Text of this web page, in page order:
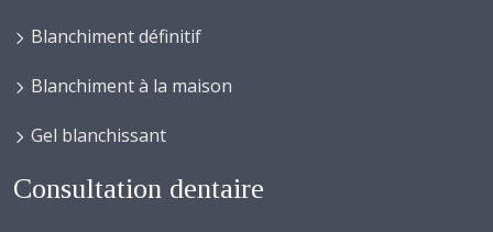
Blanchiment définitif
Blanchiment à la maison
Gel blanchissant
Consultation dentaire